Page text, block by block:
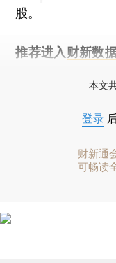
股。
推荐进入 财新数
本文
登录
财新通
可畅读